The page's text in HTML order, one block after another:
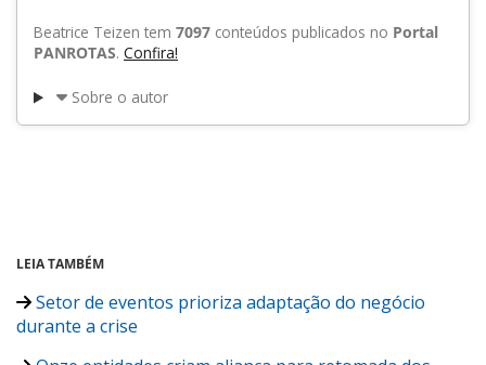
Beatrice Teizen tem 7097 conteúdos publicados no Portal
PANROTAS. Confira!
Sobre o autor
LEIA TAMBÉM
Setor de eventos prioriza adaptação do negócio
durante a crise